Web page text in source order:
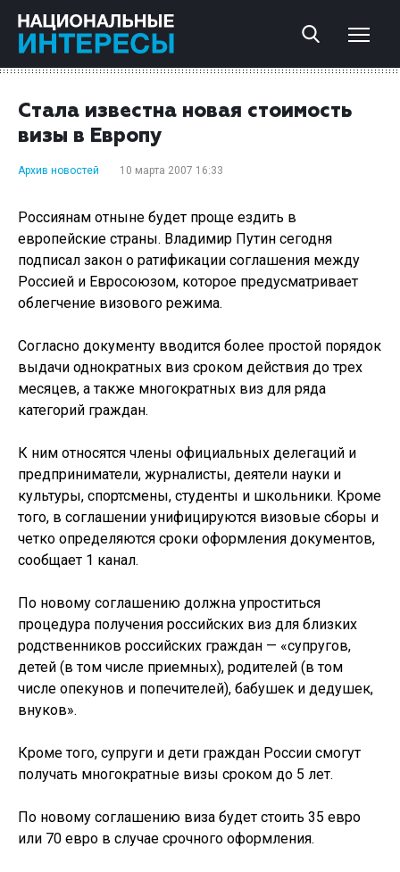
Стала известна новая стоимость
визы в Европу
Архив новостей 10 марта 2007 16:33
Россиянам отныне будет проще ездить в
европейские страны. Владимир Путин сегодня
подписал закон о ратификации соглашения между
Россией и Евросоюзом, которое предусматривает
облегчение визового режима.
Согласно документу вводится более простой порядок
выдачи однократных виз сроком действия до трех
месяцев, а также многократных виз для ряда
категорий граждан.
К ним относятся члены официальных делегаций и
предприниматели, журналисты, деятели науки и
культуры, спортсмены, студенты и школьники. Кроме
того, в соглашении унифицируются визовые сборы и
четко определяются сроки оформления документов,
сообщает 1 канал.
По новому соглашению должна упроститься
процедура получения российских виз для близких
родственников российских граждан — «супругов,
детей (в том числе приемных), родителей (в том
числе опекунов и попечителей), бабушек и дедушек,
внуков».
Кроме того, супруги и дети граждан России смогут
получать многократные визы сроком до 5 лет.
По новому соглашению виза будет стоить 35 евро
или 70 евро в случае срочного оформления.